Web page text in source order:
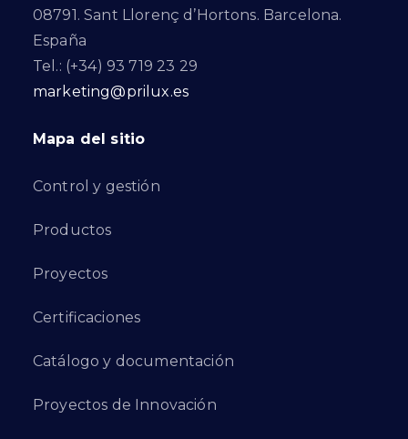
08791. Sant Llorenç d’Hortons. Barcelona.
España
Tel.: (+34) 93 719 23 29
marketing@prilux.es
Mapa del sitio
Control y gestión
Productos
Proyectos
Certificaciones
Catálogo y documentación
Proyectos de Innovación